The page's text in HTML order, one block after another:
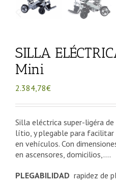
SILLA
Mini
2.384,78€
Silla eléctrica super-ligéra
lítio, y plegable para
en vehículos. Con
en ascensores, domicilios,….
PLEGABILIDAD rapidez de